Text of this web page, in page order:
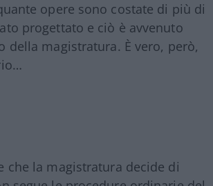
opere sono costate di più di
progettato e ciò è avvenuto
della magistratura. È vero, però,
che la magistratura decide di